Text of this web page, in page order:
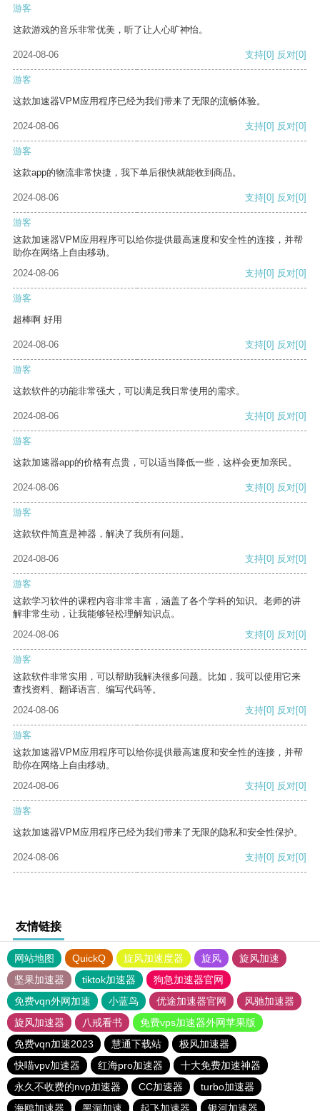
游客
这款游戏的音乐非常优美，听了让人心旷神怡。
2024-08-06 支持[0] 反对[0]
游客
这款加速器VPM应用程序已经为我们带来了无限的流畅体验。
2024-08-06 支持[0] 反对[0]
游客
这款app的物流非常快捷，我下单后很快就能收到商品。
2024-08-06 支持[0] 反对[0]
游客
这款加速器VPM应用程序可以给你提供最高速度和安全性的连接，并帮
助你在网络上自由移动。
2024-08-06
支持[0] 反对[0]
游客
超棒啊 好用
2024-08-06 支持[0] 反对[0]
游客
这款软件的功能非常强大，可以满足我日常使用的需求。
2024-08-06 支持[0] 反对[0]
游客
这款加速器app的价格有点贵，可以适当降低一些，这样会更加亲民。
2024-08-06 支持[0] 反对[0]
游客
这款软件简直是神器，解决了我所有问题。
2024-08-06 支持[0] 反对[0]
游客
这款学习软件的课程内容非常丰富，涵盖了各个学科的知识。老师的讲
解非常生动，让我能够轻松理解知识点。
2024-08-06
支持[0] 反对[0]
游客
这款软件非常实用，可以帮助我解决很多问题。比如，我可以使用它来
查找资料、翻译语言、编写代码等。
2024-08-06
支持[0] 反对[0]
游客
这款加速器VPM应用程序可以给你提供最高速度和安全性的连接，并帮
助你在网络上自由移动。
2024-08-06
支持[0] 反对[0]
游客
这款加速器VPM应用程序已经为我们带来了无限的隐私和安全性保护。
2024-08-06 支持[0] 反对[0]
友情链接
网站地图 QuickQ 旋风加速度器 旋风
旋风加速
坚果加速器
tiktok加速器
狗急加速器官网
免费vqn外网加速
小蓝鸟 优途加速器官网
风驰加速器
旋风加速器
八戒看书
免费vps加速器外网苹果版
免费vqn加速2023
慧通下载站
极风加速器
快喵vpv加速器
红海pro加速器
十大免费加速神器
永久不收费的nvp加速器
CC加速器
turbo加速器
海鸥加速器
黑洞加速 起飞加速器 银河加速器